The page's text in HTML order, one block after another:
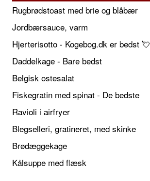
Rugbrødstoast med brie og blåbær
Jordbærsauce, varm
Hjerterisotto - Kogebog.dk er bedst 💘
Daddelkage - Bare bedst
Belgisk ostesalat
Fiskegratin med spinat - De bedste
Ravioli i airfryer
Blegselleri, gratineret, med skinke
Brødæggekage
Kålsuppe med flæsk